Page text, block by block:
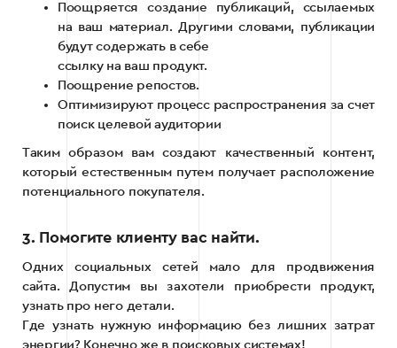
Поощряется создание публикаций, ссылаемых
на ваш материал. Другими словами, публикации
будут содержать в себе
ссылку на ваш продукт.
Поощрение репостов.
Оптимизируют процесс распространения за счет
поиск целевой аудитории
Таким образом вам создают качественный контент,
который естественным путем получает расположение
потенциального покупателя.
3. Помогите клиенту вас найти.
Одних социальных сетей мало для продвижения
сайта. Допустим вы захотели приобрести продукт,
узнать про него детали.
Где узнать нужную информацию без лишних затрат
энергии? Конечно же в поисковых системах!